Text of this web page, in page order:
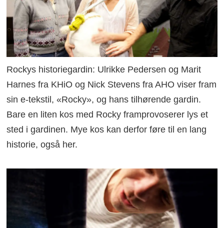
Rockys historiegardin: Ulrikke Pedersen og Marit
Harnes fra KHiO og Nick Stevens fra AHO viser fram
sin e-tekstil, «Rocky», og hans tilhørende gardin.
Bare en liten kos med Rocky framprovoserer lys et
sted i gardinen. Mye kos kan derfor føre til en lang
historie, også her.